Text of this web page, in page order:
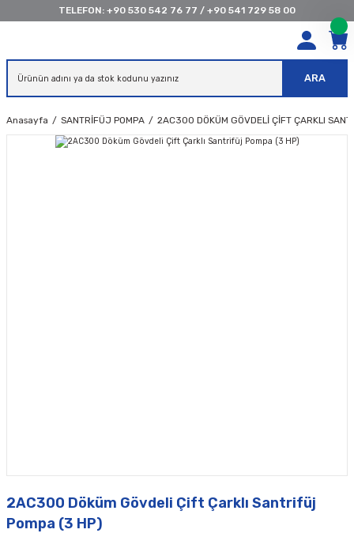
TELEFON: +90 530 542 76 77 / +90 541 729 58 00
ARA
Anasayfa SANTRİFÜJ POMPA 2AC300 DÖKÜM GÖVDELI ÇIFT ÇARKLI
2AC300 Döküm Gövdeli Çift Çarklı Santrifüj
Pompa (3 HP)